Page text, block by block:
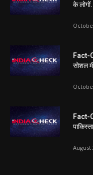
के
Fact-
सोशल
Fact-
August